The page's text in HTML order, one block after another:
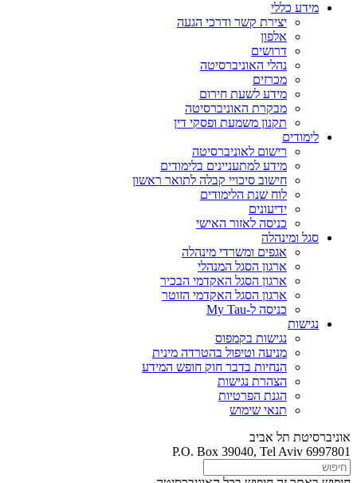
מידע כללי
יצירת קשר ודרכי הגעה
אלפון
דרושים
נהלי האוניברסיטה
מכרזים
מידע לשעת חירום
מבקרת האוניברסיטה
תקנון משמעת ופסקי דין
לימודים
רישום לאוניברסיטה
מידע למתעניינים בלימודים
חישוב סיכויי קבלה לתואר ראשון
לוח שנת הלימודים
ידיעונים
כניסה לאזור האישי
סגל ומינהלה
אגפים ומשרדי מינהלה
ארגון הסגל המנהלי
ארגון הסגל האקדמי הבכיר
ארגון הסגל האקדמי הזוטר
כניסה ל-My Tau
נגישות
נגישות בקמפוס
מניעה וטיפול בהטרדה מינית
הנחיות בדבר חוק חופש המידע
הצהרת נגישות
הגנת הפרטיות
תנאי שימוש
אוניברסיטת תל אביב
P.O. Box 39040, Tel Aviv 6997801